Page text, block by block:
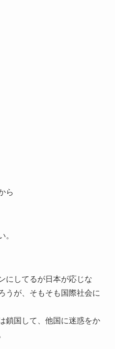
ら
。
にしてるが日本が応じな
うが、そもそも国際社会に
鎖国して、他国に迷惑をか